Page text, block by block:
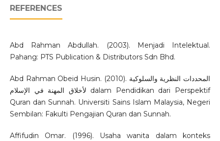
REFERENCES
Abd Rahman Abdullah. (2003). Menjadi Intelektual.
Pahang: PTS Publication & Distributors Sdn Bhd.
Abd Rahman Obeid Husin. (2010). المحددات النظرية والسلوكية
لأخلاق المهنة في الإسلام dalam Pendidikan dari Perspektif
Quran dan Sunnah. Universiti Sains Islam Malaysia, Negeri
Sembilan: Fakulti Pengajian Quran dan Sunnah.
Affifudin Omar. (1996). Usaha wanita dalam konteks